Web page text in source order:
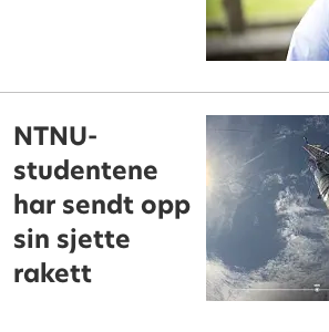
NTNU-
studentene
har sendt opp
sin sjette
rakett